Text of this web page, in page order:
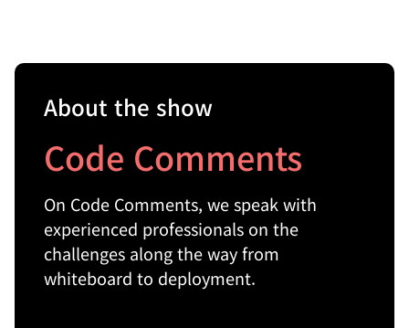
About the show
Code Comments
On Code Comments, we speak with
experienced professionals on the
challenges along the way from
whiteboard to deployment.